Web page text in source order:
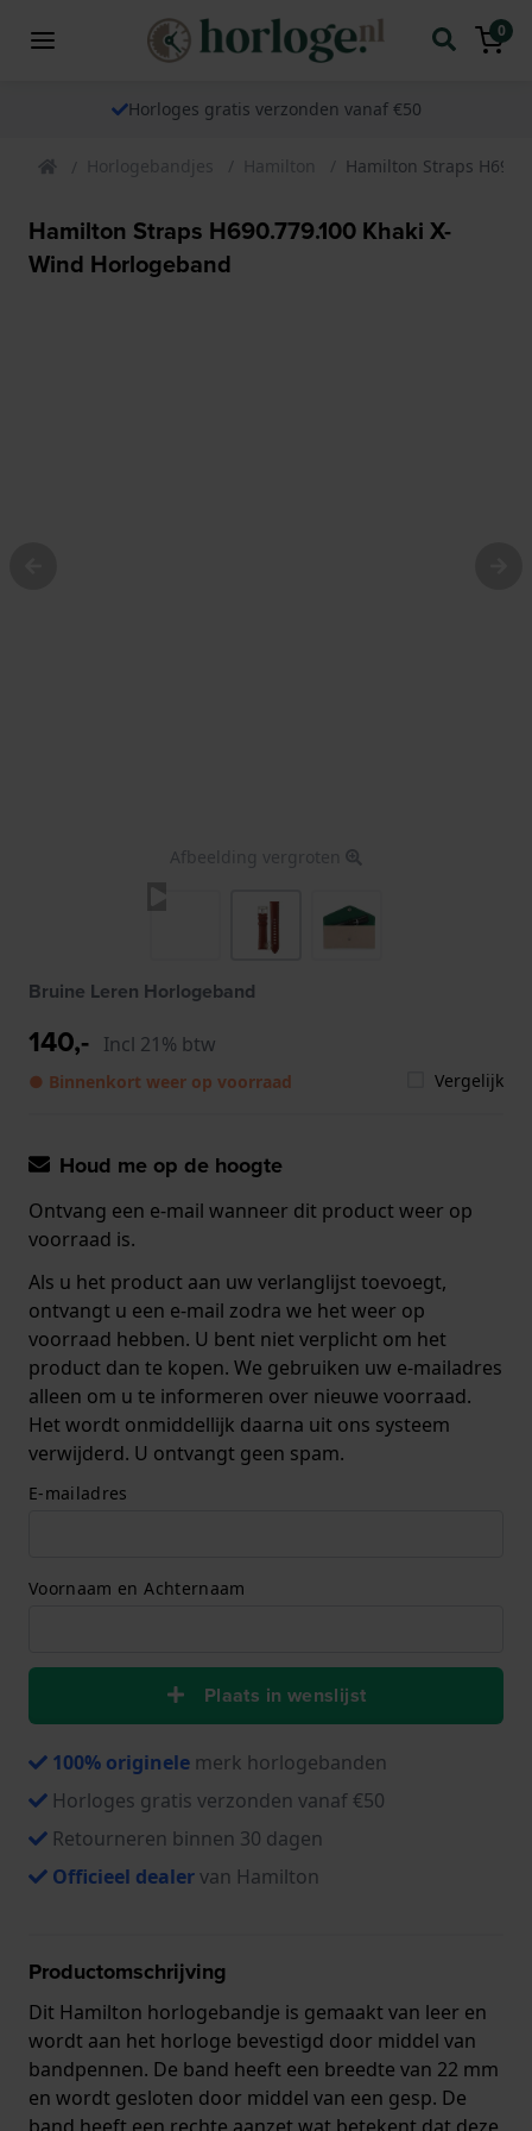
0
Horloges gratis verzonden vanaf €50
Horlogebandjes Hamilton Hamilton Straps
Hamilton Straps H690.779.100 Khaki X-
Wind Horlogeband
Afbeelding vergroten
Bruine Leren Horlogeband
140,- Incl 21% btw
● Binnenkort weer op voorraad Vergelijk
Houd me op de hoogte
Ontvang een e-mail wanneer dit product weer op
voorraad is.
Als u het product aan uw verlanglijst toevoegt,
ontvangt u een e-mail zodra we het weer op
voorraad hebben. U bent niet verplicht om het
product dan te kopen. We gebruiken uw e-mailadres
alleen om u te informeren over nieuwe voorraad.
Het wordt onmiddellijk daarna uit ons systeem
verwijderd. U ontvangt geen spam.
E-mailadres
Voornaam en Achternaam
Plaats in wenslijst
100% originele merk horlogebanden
Horloges gratis verzonden vanaf €50
Retourneren binnen 30 dagen
Officieel dealervan Hamilton
Productomschrijving
Dit Hamilton horlogebandje is gemaakt van leer en
wordt aan het horloge bevestigd door middel van
bandpennen. De band heeft een breedte van 22 mm
en wordt gesloten door middel van een gesp. De